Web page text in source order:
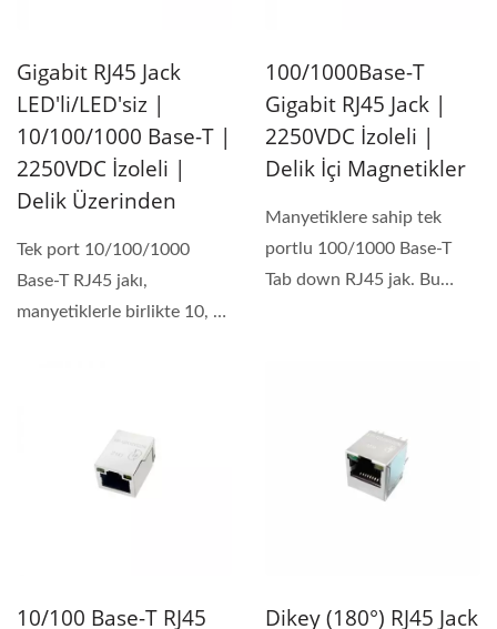
Gigabit RJ45 Jack
LED'li/LED'siz |
10/100/1000 Base-T |
2250VDC İzoleli |
Delik Üzerinden
Tek port 10/100/1000
Base-T RJ45 jakı,
manyetiklerle birlikte 10, 8
100/1000Base-T
Gigabit RJ45 Jack |
2250VDC İzoleli |
Delik İçi Magnetikler
Manyetiklere sahip tek
portlu 100/1000 Base-T
Tab down RJ45 jak. Bu
10/100 Base-T RJ45 Dikey (180°) RJ45 Jack